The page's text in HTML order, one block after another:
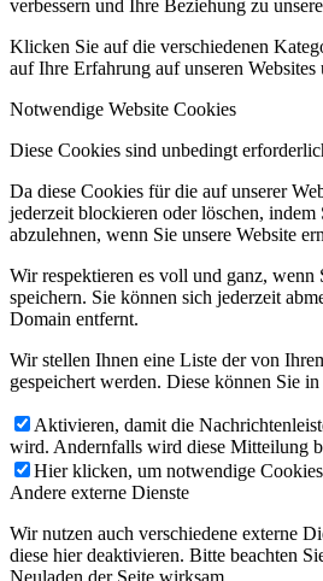
verbessern und Ihre Beziehung zu
Klicken Sie auf die verschiedenen
auf Ihre Erfahrung auf unseren
Notwendige Website Cookies
Diese Cookies sind unbedingt
Da diese Cookies für die auf unserer
jederzeit blockieren oder löschen,
abzulehnen, wenn Sie unsere Website
Wir respektieren es voll und ganz,
speichern. Sie können sich jederzeit
Domain entfernt.
Wir stellen Ihnen eine Liste der von
gespeichert werden. Diese können Sie
Aktivieren, damit die
wird. Andernfalls wird diese Mitteilung
Hier klicken, um notwendige
Andere externe Dienste
Wir nutzen auch verschiedene externe
diese hier deaktivieren. Bitte beachten
Neuladen der Seite wirksam.